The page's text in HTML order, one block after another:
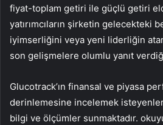
fiyat-toplam getiri ile güçlü getiri
yatırımcıların şirketin gelecekteki
iyimserliğini veya yeni liderliğin
son gelişmelere olumlu yanıt
Glucotrack’ın finansal ve piyasa
derinlemesine incelemek
bilgi ve ölçümler sunmaktadır.